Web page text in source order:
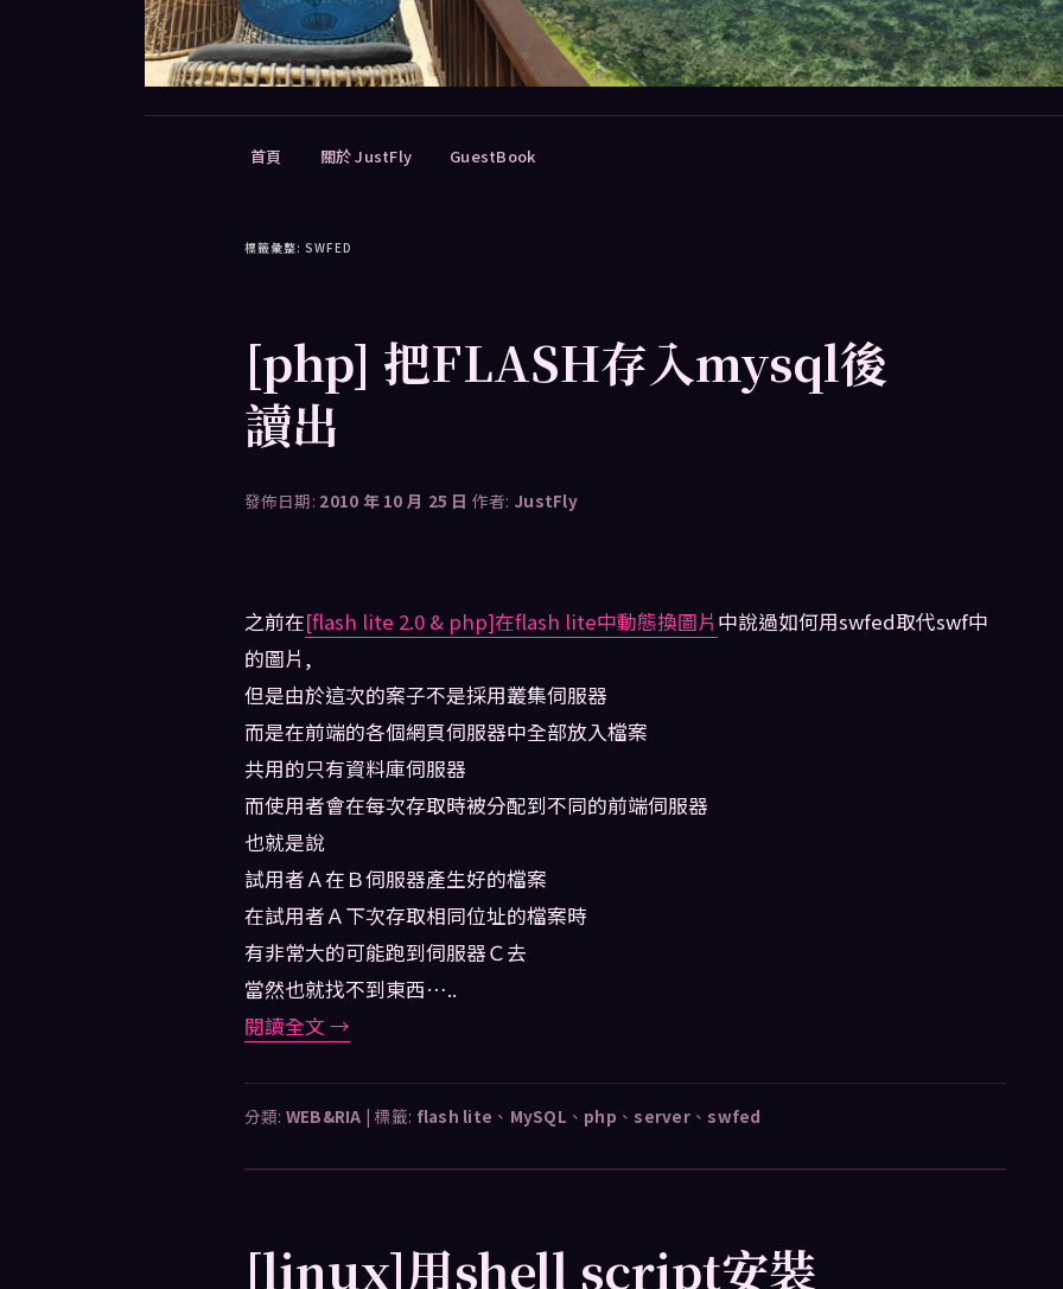
首頁 關於 JustFly GuestBook
標籤彙整: SWFED
[php] 把FLASH存入mysql後
讀出
發佈日期: 2010 年 10 月 25 日 作者: JustFly
之前在[flash lite 2.0 & php]在flash lite中動態換圖片 中說過如何用swfed取代swf中
的圖片,
但是由於這次的案子不是採用叢集伺服器
而是在前端的各個網頁伺服器中全部放入檔案
共用的只有資料庫伺服器
而使用者會在每次存取時被分配到不同的前端伺服器
也就是說
試用者Ａ在Ｂ伺服器產生好的檔案
在試用者Ａ下次存取相同位址的檔案時
有非常大的可能跑到伺服器Ｃ去
當然也就找不到東西…..
閱讀全文 →
分類: WEB&RIA | 標籤: flash lite 、 MySQL 、 php 、server、swfed
[linux]用shell script安裝